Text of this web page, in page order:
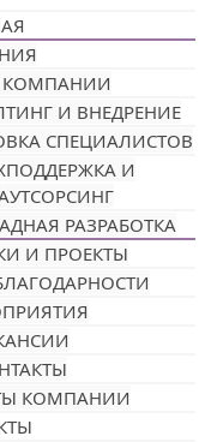
КОМПАНИИ
И ВНЕДРЕНИЕ
СПЕЦИАЛИСТОВ
И
РАЗРАБОТКА
И ПРОЕКТЫ
КОМПАНИИ